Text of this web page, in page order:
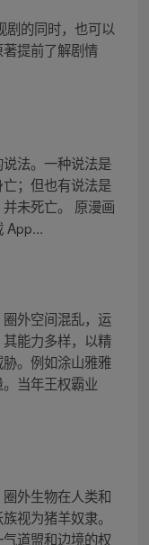
剧的同时，也可以
提前了解剧情
法。一种说法是
；但也有说法是
未死亡。 原漫画
App...
外空间混乱，运
能力多样，以精
。例如涂山雅雅
当年王权霸业
外生物在人类和
视为猪羊奴隶。
道盟和边境的权